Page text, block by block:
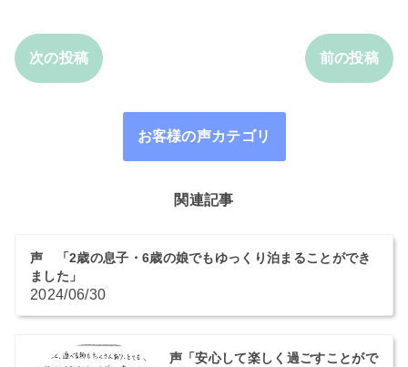
次の投稿 前の投稿
お客様の声カテゴリ
関連記事
声 「2歳の息子・6歳の娘でもゆっくり泊まることができ
ました」
2024/06/30
声「安心して楽しく過ごすことがで